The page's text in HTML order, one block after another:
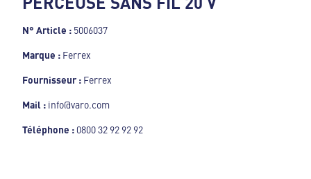
N° Article : 5006037
Marque : Ferrex
Fournisseur : Ferrex
Mail : info@varo.com
Téléphone : 0800 32 92 92 92